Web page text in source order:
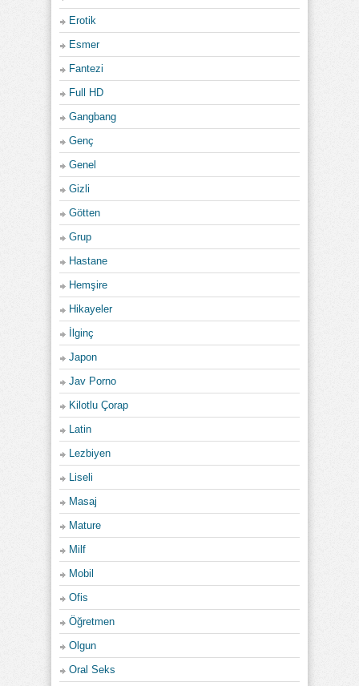
Erotik
Esmer
Fantezi
Full HD
Gangbang
Genç
Genel
Gizli
Götten
Grup
Hastane
Hemşire
Hikayeler
İlginç
Japon
Jav Porno
Kilotlu Çorap
Latin
Lezbiyen
Liseli
Masaj
Mature
Milf
Mobil
Ofis
Öğretmen
Olgun
Oral Seks